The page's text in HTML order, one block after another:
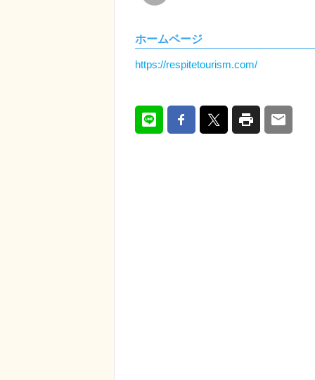
ホームページ
https://respitetourism.com/